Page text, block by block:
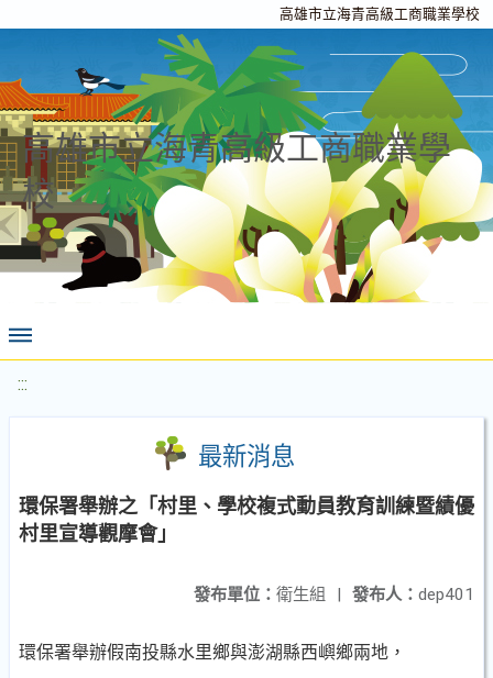
高雄市立海青高級工商職業學校
高雄市立海青高級工商職業學
校
:::
最新消息
環保署舉辦之「村里、學校複式動員教育訓練暨績優
村里宣導觀摩會」
發布人： dep401
發布單位： 衛生組 |
環保署舉辦假南投縣水里鄉與澎湖縣西嶼鄉兩地，